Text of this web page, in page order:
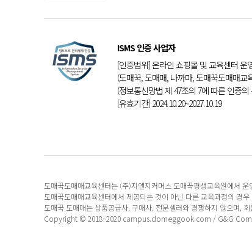
ISMS 인증 사업자
[인증범위] 온라인 쇼핑몰 및 교육센터 운
(도매꾹, 도매매, 나까마, 도매꾹도매매교
(정보통신망법 제 47조의 7에 따른 인증의
[유효기간] 2024.10.20~2027.10.19
도매꾹도매매교육센터는 (주)지앤지커머스 도매꾹평생교육원에서
도매꾹도매매교육센터에서 제공되는 것이 아닌 다른 교육과정의 경
도매꾹 도매매는 상품공급사, 구매사, 전문셀러와 경쟁하지 않으며,
Copyright © 2018~2020 campus.domeggook.com / G&G